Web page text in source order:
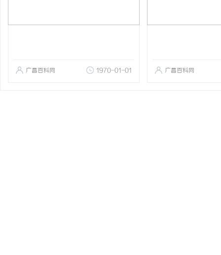
广昌百科网 1970-01-01 广昌百科网